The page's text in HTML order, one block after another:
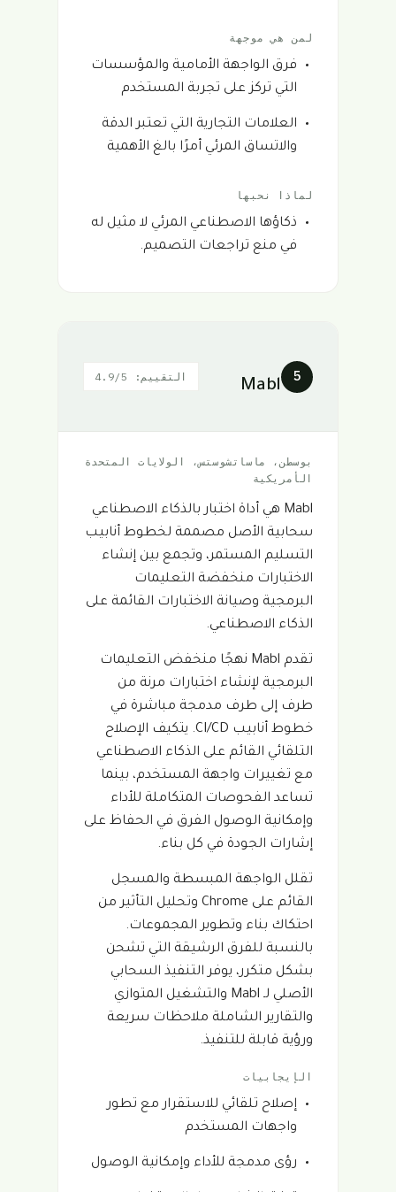
لمن هي موجهة
فرق الواجهة الأمامية والمؤسسات
التي تركز على تجربة المستخدم
العلامات التجارية التي تعتبر الدقة
والاتساق المرئي أمرًا بالغ الأهمية
لماذا نحبها
ذكاؤها الاصطناعي المرئي لا مثيل له
في منع تراجعات التصميم.
5
Mabl
التقييم: 4.9/5
بوسطن، ماساتشوستس، الولايات المتحدة
الأمريكية
Mabl هي أداة اختبار بالذكاء الاصطناعي
سحابية الأصل مصممة لخطوط أنابيب
التسليم المستمر، وتجمع بين إنشاء
الاختبارات منخفضة التعليمات
البرمجية وصيانة الاختبارات القائمة على
الذكاء الاصطناعي.
تقدم Mabl نهجًا منخفض التعليمات
البرمجية لإنشاء اختبارات مرنة من
طرف إلى طرف مدمجة مباشرة في
خطوط أنابيب CI/CD. يتكيف الإصلاح
التلقائي القائم على الذكاء الاصطناعي
مع تغييرات واجهة المستخدم، بينما
تساعد الفحوصات المتكاملة للأداء
وإمكانية الوصول الفرق في الحفاظ على
إشارات الجودة في كل بناء.
تقلل الواجهة المبسطة والمسجل
القائم على Chrome وتحليل التأثير من
احتكاك بناء وتطوير المجموعات.
بالنسبة للفرق الرشيقة التي تشحن
بشكل متكرر، يوفر التنفيذ السحابي
الأصلي لـ Mabl والتشغيل المتوازي
والتقارير الشاملة ملاحظات سريعة
ورؤية قابلة للتنفيذ.
الإيجابيات
إصلاح تلقائي للاستقرار مع تطور
واجهات المستخدم
رؤى مدمجة للأداء وإمكانية الوصول